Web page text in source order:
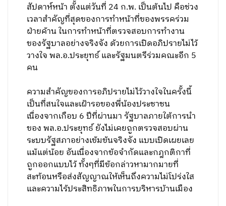
สัปดาห์หน้า ตั้งแต่วันที่ 24 ก.พ. เป็นต้นไป คือช่วง
เวลาสำคัญที่สุดของการทำหน้าที่ของพรรคร่วม
ฝ่ายค้าน ในการทำหน้าที่ตรวจสอบการทำงาน
ของรัฐบาลอย่างจริงจัง ด้วยการเปิดอภิปรายไม่ไว้
วางใจ พล.อ.ประยุทธ์ และรัฐมนตรีร่วมคณะอีก 5
คน
ความสำคัญของการอภิปรายไม่ไว้วางใจในครั้งนี้
เป็นที่สนใจและเฝ้ารอของพี่น้องประชาชน
เนื่องจากเกือบ 6 ปีที่ผ่านมา รัฐบาลภายใต้การนำ
ของ พล.อ.ประยุทธ์ ยังไม่เคยถูกตรวจสอบผ่าน
ระบบรัฐสภาอย่างเข้มข้นจริงจัง แบบเปิดเผยเลย
แม้แต่น้อย อันเนื่องจากข้อจำกัดและกฎกติกาที่
ถูกออกแบบไว้ ทั้งๆที่มีข้อกล่าวหามากมายที่
สะท้อนหรือส่งสัญญาณให้เห็นถึงความไม่โปร่งใส
และความไร้ประสิทธิภาพในการบริหารบ้านเมือง